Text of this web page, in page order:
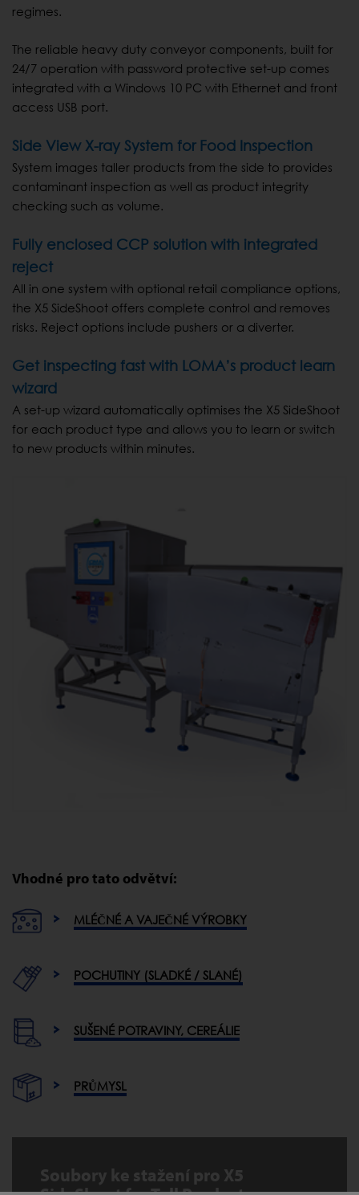
regimes.
The reliable heavy duty conveyor components, built for
24/7 operation with password protective set-up comes
integrated with a Windows 10 PC with Ethernet and front
access USB port.
Side View X-ray System for Food Inspection
System images taller products from the side to provides
contaminant inspection as well as product integrity
checking such as volume.
Fully enclosed CCP solution with integrated
reject
All in one system with optional retail compliance options,
the X5 SideShoot offers complete control and removes
risks. Reject options include pushers or a diverter.
Get inspecting fast with LOMA’s product learn
wizard
A set-up wizard automatically optimises the X5 SideShoot
for each product type and allows you to learn or switch
to new products within minutes.
Vhodné pro tato odvětví:
MLÉČNÉ A VAJEČNÉ VÝROBKY
POCHUTINY (SLADKÉ / SLANÉ)
SUŠENÉ POTRAVINY, CEREÁLIE
PRŮMYSL
Soubory ke stažení pro X5